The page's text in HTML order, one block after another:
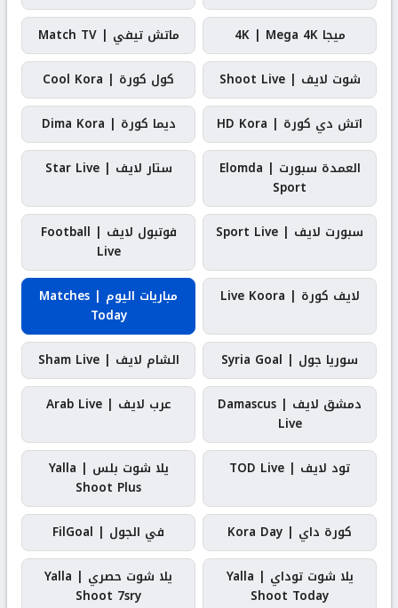
ميجا 4K | Mega 4K
ماتش تيفي | Match TV
شوت لايف | Shoot Live
كول كورة | Cool Kora
اتش دي كورة | HD Kora
ديما كورة | Dima Kora
العمدة سبورت | Elomda
Sport
ستار لايف | Star Live
سبورت لايف | Sport Live
فوتبول لايف | Football
Live
لايف كورة | Live Koora
مباريات اليوم | Matches
Today
سوريا جول | Syria Goal
الشام لايف | Sham Live
دمشق لايف | Damascus
Live
عرب لايف | Arab Live
تود لايف | TOD Live
يلا شوت بلس | Yalla
Shoot Plus
كورة داي | Kora Day
في الجول | FilGoal
يلا شوت توداي | Yalla
Shoot Today
يلا شوت حصري | Yalla
Shoot 7sry